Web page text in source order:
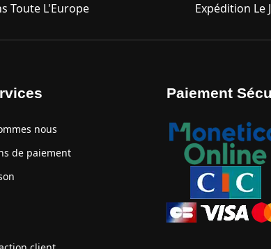
Toute L'Europe
Expédition Le
nous
de paiement
Paiement